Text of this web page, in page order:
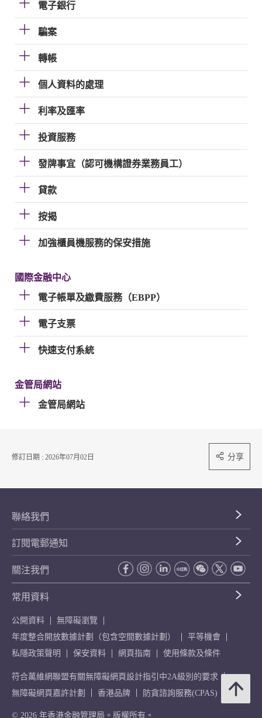
電子銀行
騙案
轉帳
個人資料的處理
利率及匯率
投資服務
發牌事宜（認可機構證券業務員工）
貸款
按揭
加強櫃員機服務的保安措施
國際金融中心
電子帳單及繳費服務（EBPP）
電子支票
快速支付系統
金管局網站
金管局網站
修訂日期 : 2026年07月02日 分享
聯絡我們
訂閱電郵通知
關注我們
常用資料
公開資料
無障礙瀏覽
年度整合開放數據計劃（包含空間數據計劃）
平等機會
私隱政策聲明
保安資料 網頁指南 使用條款及條件
符合萬維網聯盟有關無障礙網頁設計指引中2A級別的要求
無障礙網頁嘉許計劃
香港品牌 防貪諮詢服務(CPAS)
© 2026 年香港金融管理局。版權所有。